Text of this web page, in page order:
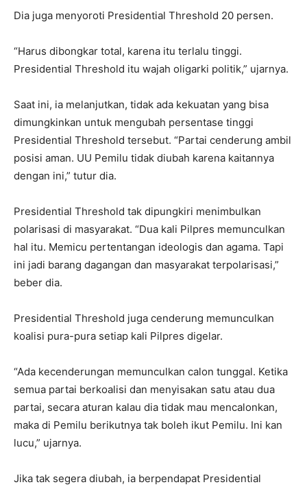
Dia juga menyoroti Presidential Threshold 20 persen.
“Harus dibongkar total, karena itu terlalu tinggi.
Presidential Threshold itu wajah oligarki politik,” ujarnya.
Saat ini, ia melanjutkan, tidak ada kekuatan yang bisa
dimungkinkan untuk mengubah persentase tinggi
Presidential Threshold tersebut. “Partai cenderung ambil
posisi aman. UU Pemilu tidak diubah karena kaitannya
dengan ini,” tutur dia.
Presidential Threshold tak dipungkiri menimbulkan
polarisasi di masyarakat. “Dua kali Pilpres memunculkan
hal itu. Memicu pertentangan ideologis dan agama. Tapi
ini jadi barang dagangan dan masyarakat terpolarisasi,”
beber dia.
Presidential Threshold juga cenderung memunculkan
koalisi pura-pura setiap kali Pilpres digelar.
“Ada kecenderungan memunculkan calon tunggal. Ketika
semua partai berkoalisi dan menyisakan satu atau dua
partai, secara aturan kalau dia tidak mau mencalonkan,
maka di Pemilu berikutnya tak boleh ikut Pemilu. Ini kan
lucu,” ujarnya.
Jika tak segera diubah, ia berpendapat Presidential